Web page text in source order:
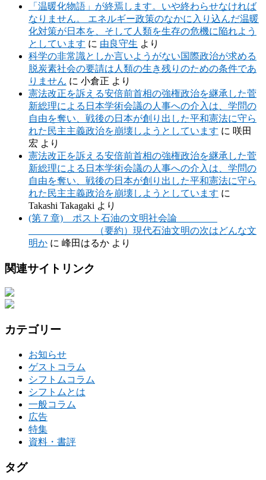
「温暖化物語」が終焉します。いや終わらせなければ
なりません。 エネルギー政策のなかに入り込んだ温暖
化対策が日本を、そして人類を生存の危機に陥れよう
としています に 由良守生 より
科学の非常識としか言いようがない国際政治が求める
脱炭素社会の要請は人類の生き残りのための条件であ
りません に 小倉正 より
憲法改正を訴える安倍前首相の強権政治を継承した菅
新総理による日本学術会議の人事への介入は、学問の
自由を奪い、戦後の日本が創り出した平和憲法に守ら
れた民主主義政治を崩壊しようとしています に 咲田
宏 より
憲法改正を訴える安倍前首相の強権政治を継承した菅
新総理による日本学術会議の人事への介入は、学問の
自由を奪い、戦後の日本が創り出した平和憲法に守ら
れた民主主義政治を崩壊しようとしています に
Takashi Takagaki より
(第７章) ポスト石油の文明社会論
（要約）現代石油文明の次はどんな文
明か に 峰田はるか より
関連サイトリンク
カテゴリー
お知らせ
ゲストコラム
シフトムコラム
シフトムとは
一般コラム
広告
特集
資料・書評
タグ